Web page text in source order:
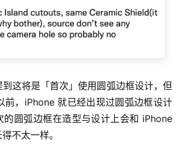
这将是「首次」使用圆弧边框设计，但
前，iPhone 就已经出现过圆弧边框设计
的圆弧边框在造型与设计上会和 iPhone
不太一样。